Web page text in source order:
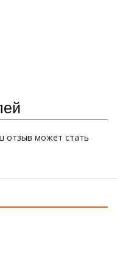
отзыв может стать